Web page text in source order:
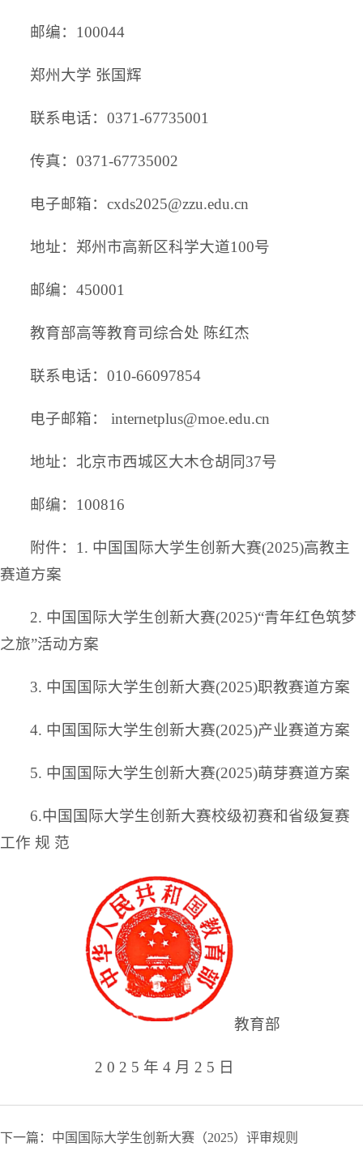
邮编：100044
郑州大学 张国辉
联系电话：0371-67735001
传真：0371-67735002
电子邮箱：cxds2025@zzu.edu.cn
地址：郑州市高新区科学大道100号
邮编：450001
教育部高等教育司综合处 陈红杰
联系电话：010-66097854
电子邮箱： internetplus@moe.edu.cn
地址：北京市西城区大木仓胡同37号
邮编：100816
附件：1. 中国国际大学生创新大赛(2025)高教主
赛道方案
2. 中国国际大学生创新大赛(2025)“青年红色筑梦
之旅”活动方案
3. 中国国际大学生创新大赛(2025)职教赛道方案
4. 中国国际大学生创新大赛(2025)产业赛道方案
5. 中国国际大学生创新大赛(2025)萌芽赛道方案
6.中国国际大学生创新大赛校级初赛和省级复赛
工作 规 范
教育部
2 0 2 5 年 4 月 2 5 日
下一篇：中国国际大学生创新大赛（2025）评审规则